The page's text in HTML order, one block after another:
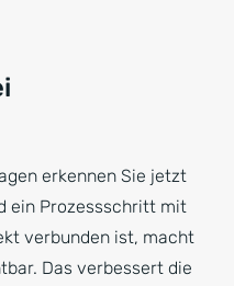
erkennen Sie jetzt
ein Prozessschritt mit
verbunden ist, macht
Das verbessert die